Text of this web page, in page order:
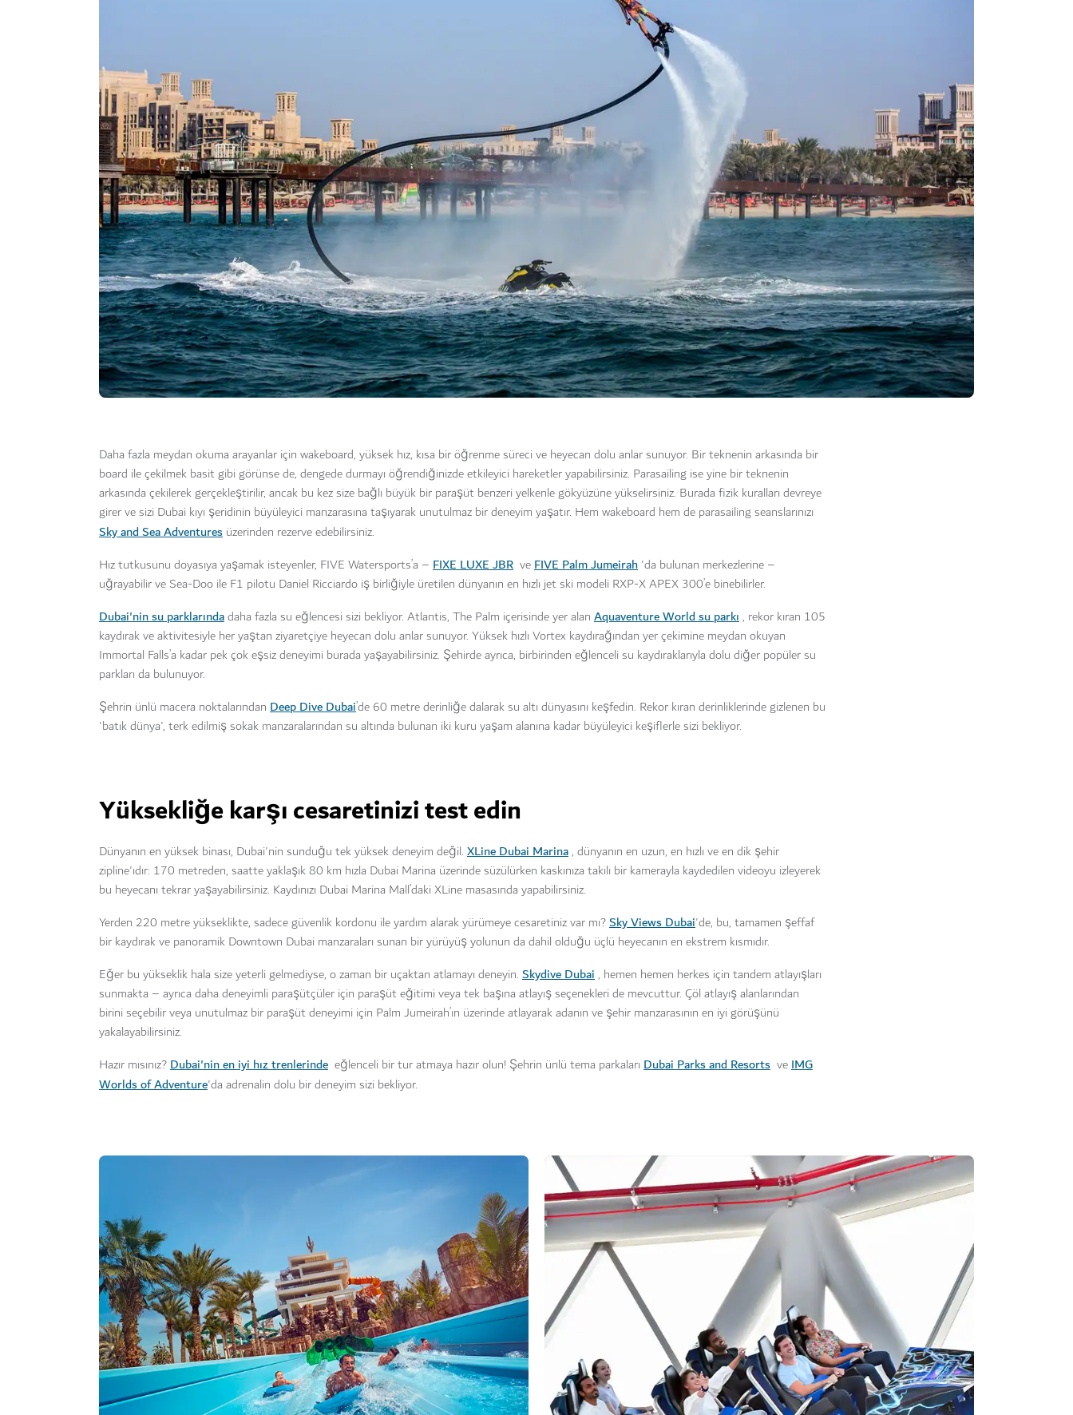
Daha fazla meydan okuma arayanlar için wakeboard, yüksek hız, kısa bir öğrenme süreci ve heyecan dolu anlar sunuyor. Bir teknenin arkasında bir
board ile çekilmek basit gibi görünse de, dengede durmayı öğrendiğinizde etkileyici hareketler yapabilirsiniz. Parasailing ise yine bir teknenin
arkasında çekilerek gerçekleştirilir, ancak bu kez size bağlı büyük bir paraşüt benzeri yelkenle gökyüzüne yükselirsiniz. Burada fizik kuralları devreye
girer ve sizi Dubai kıyı şeridinin büyüleyici manzarasına taşıyarak unutulmaz bir deneyim yaşatır. Hem wakeboard hem de parasailing seanslarınızı
Sky and Sea Adventures üzerinden rezerve edebilirsiniz.
Hız tutkusunu doyasıya yaşamak isteyenler, FIVE Watersports’a – FIXE LUXE JBR veFIVE Palm Jumeirah 'da bulunan merkezlerine –
uğrayabilir ve Sea-Doo ile F1 pilotu Daniel Ricciardo iş birliğiyle üretilen dünyanın en hızlı jet ski modeli RXP-X APEX 300’e binebilirler.
Dubai'nin su parklarındadaha fazla su eğlencesi sizi bekliyor. Atlantis, The Palm içerisinde yer alan Aquaventure World su parkı, rekor kıran 105
kaydırak ve aktivitesiyle her yaştan ziyaretçiye heyecan dolu anlar sunuyor. Yüksek hızlı Vortex kaydırağından yer çekimine meydan okuyan
Immortal Falls’a kadar pek çok eşsiz deneyimi burada yaşayabilirsiniz. Şehirde ayrıca, birbirinden eğlenceli su kaydıraklarıyla dolu diğer popüler su
parkları da bulunuyor.
Şehrin ünlü macera noktalarından Deep Dive Dubai’de 60 metre derinliğe dalarak su altı dünyasını keşfedin. Rekor kıran derinliklerinde gizlenen bu
'batık dünya', terk edilmiş sokak manzaralarından su altında bulunan iki kuru yaşam alanına kadar büyüleyici keşiflerle sizi bekliyor.
Yüksekliğe karşı cesaretinizi test edin
Dünyanın en yüksek binası, Dubai'nin sunduğu tek yüksek deneyim değil. XLine Dubai Marina, dünyanın en uzun, en hızlı ve en dik şehir
zipline'ıdır: 170 metreden, saatte yaklaşık 80 km hızla Dubai Marina üzerinde süzülürken kaskınıza takılı bir kamerayla kaydedilen videoyu izleyerek
bu heyecanı tekrar yaşayabilirsiniz. Kaydınızı Dubai Marina Mall’daki XLine masasında yapabilirsiniz.
Yerden 220 metre yükseklikte, sadece güvenlik kordonu ile yardım alarak yürümeye cesaretiniz var mı?Sky Views Dubai'de, bu, tamamen şeffaf
bir kaydırak ve panoramik Downtown Dubai manzaraları sunan bir yürüyüş yolunun da dahil olduğu üçlü heyecanın en ekstrem kısmıdır.
Eğer bu yükseklik hala size yeterli gelmediyse, o zaman bir uçaktan atlamayı deneyin. Skydive Dubai, hemen hemen herkes için tandem atlayışları
sunmakta – ayrıca daha deneyimli paraşütçüler için paraşüt eğitimi veya tek başına atlayış seçenekleri de mevcuttur. Çöl atlayış alanlarından
birini seçebilir veya unutulmaz bir paraşüt deneyimi için Palm Jumeirah’ın üzerinde atlayarak adanın ve şehir manzarasının en iyi görüşünü
yakalayabilirsiniz.
Hazır mısınız?Dubai'nin en iyi hız trenlerinde eğlenceli bir tur atmaya hazır olun! Şehrin ünlü tema parkaları Dubai Parks and Resorts veIMG
Worlds of Adventure'da adrenalin dolu bir deneyim sizi bekliyor.